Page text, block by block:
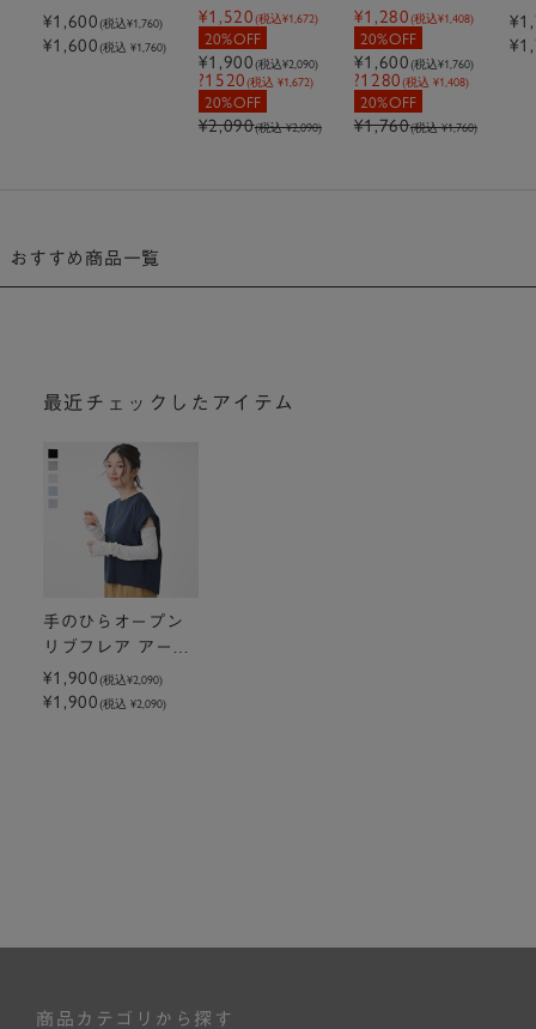
カバー 腕時計スリ
ット付 ミディアム
¥1,600(税込¥1,760)
¥1,600(税込 ¥1,760)
カバー 腕時計スリ
ット付 ロング
¥1,520(税込¥1,672)
20%OFF
¥1,900(税込¥2,090)
?1520(税込 ¥1,672)
20%OFF
¥2,090(税込 ¥2,090)
カバー 腕時計スリ
ット付 ミディアム
¥1,280(税込¥1,408)
20%OFF
¥1,600(税込¥1,760)
?1280(税込 ¥1,408)
20%OFF
¥1,760(税込 ¥1,760)
ス
ト
おすすめ商品一覧
最近チェックしたアイテム
手のひらオープン
リブフレア アーム
カバー 腕時計スリ
ット付 ロング
¥1,900(税込¥2,090)
¥1,900(税込 ¥2,090)
商品カテゴリから探す